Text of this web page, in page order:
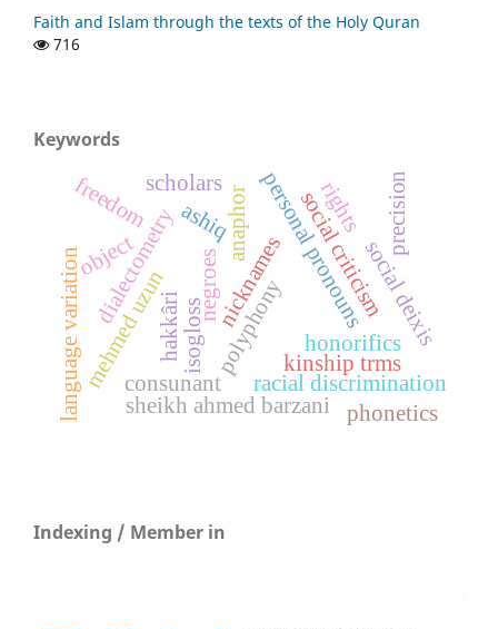
Faith and Islam through the texts of the Holy Quran
716
Keywords
hakkâri
dialectometry
mehmed uzun polyphonypersonal pronouns
kinship trms
nicknames
honorifics
social deixis
ashiq social criticism
consunant
language variation
precision
sheikh ahmed barzani
isogloss
racial discrimination
negroes
freedom rights
phonetics
object anaphor
scholars
Indexing / Member in